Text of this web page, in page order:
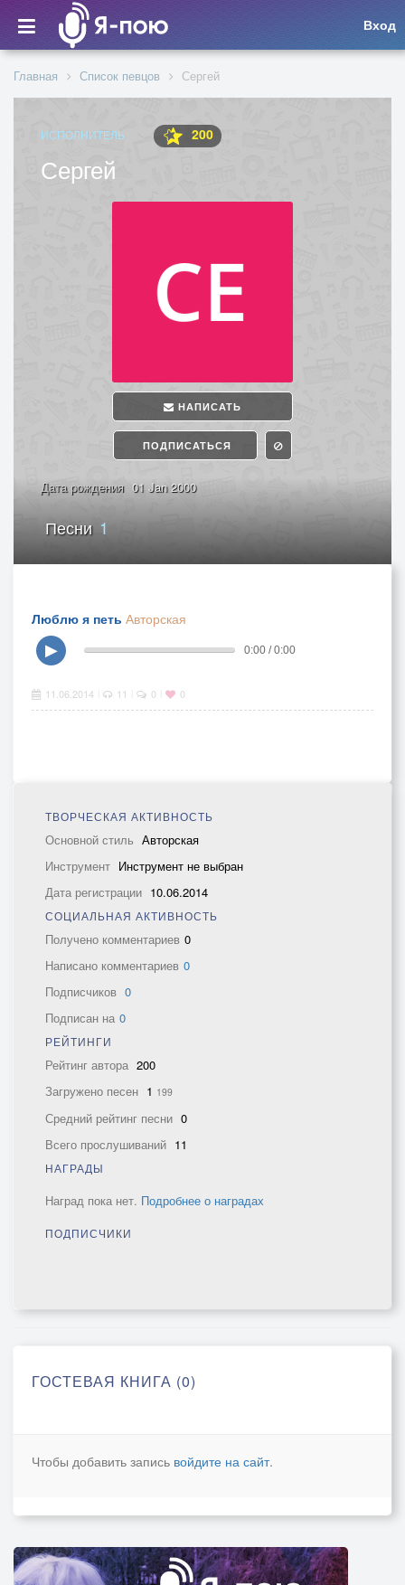
Вход
Главная Список певцов Сергей
ИСПОЛНИТЕЛЬ 200
Сергей
НАПИСАТЬ
ПОДПИСАТЬСЯ
Дата рождения 01 Jan 2000
Песни 1
Люблю я петь Авторская
▶
0:00 / 0:00
11.06.2014 11 0 0
ТВОРЧЕСКАЯ АКТИВНОСТЬ
Основной стиль Авторская
Инструмент Инструмент не выбран
Дата регистрации 10.06.2014
СОЦИАЛЬНАЯ АКТИВНОСТЬ
Получено комментариев 0
Написано комментариев 0
Подписчиков 0
Подписан на 0
РЕЙТИНГИ
Рейтинг автора 200
Загружено песен 1 199
Средний рейтинг песни 0
Всего прослушиваний 11
НАГРАДЫ
Наград пока нет. Подробнее о наградах
ПОДПИСЧИКИ
ГОСТЕВАЯ КНИГА (0)
Чтобы добавить запись войдите на сайт.